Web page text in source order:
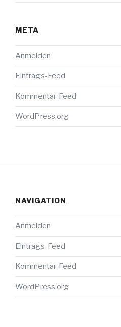
META
Anmelden
Eintrags-Feed
Kommentar-Feed
WordPress.org
NAVIGATION
Anmelden
Eintrags-Feed
Kommentar-Feed
WordPress.org